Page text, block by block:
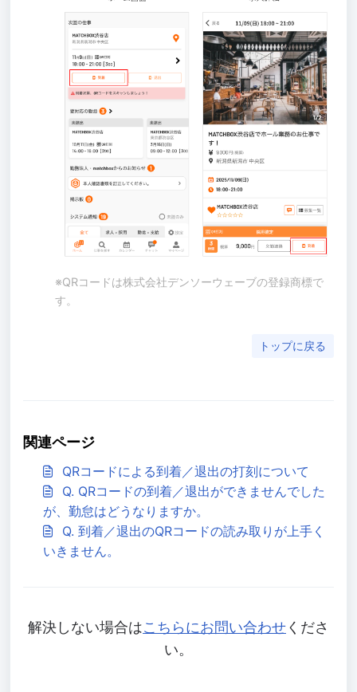
※QRコードは株式会社デンソーウェーブの登録商標で
す。
トップに戻る
関連ページ
QRコードによる到着／退出の打刻について
Q. QRコードの到着／退出ができませんでした
が、勤怠はどうなりますか。
Q. 到着／退出のQRコードの読み取りが上手く
いきません。
解決しない場合はこちらにお問い合わせくださ
い。